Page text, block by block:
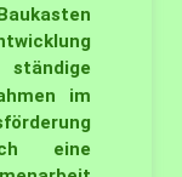
im
eine